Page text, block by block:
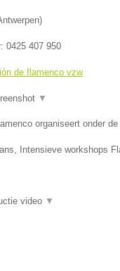
)
0425 407 950
de flamenco vzw
▼
organiseert onder
Intensieve workshops
video ▼